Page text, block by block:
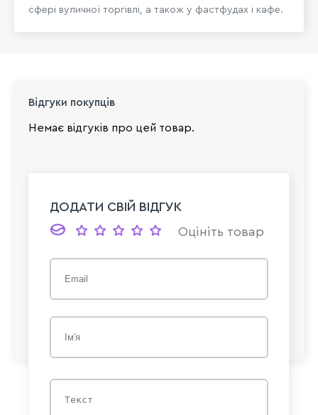
сфері вуличної торгівлі, а також у фастфудах і кафе.
Відгуки покупців
Немає відгуків про цей товар.
ДОДАТИ СВІЙ ВІДГУК
Оцініть товар